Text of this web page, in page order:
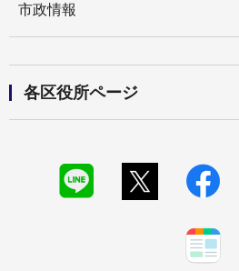
市政情報
各区役所ページ